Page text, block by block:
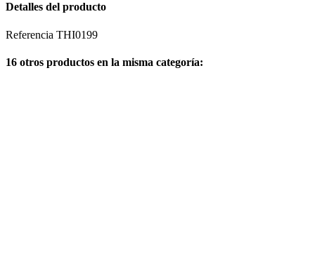
Detalles del producto
Referencia THI0199
16 otros productos en la misma categoría: